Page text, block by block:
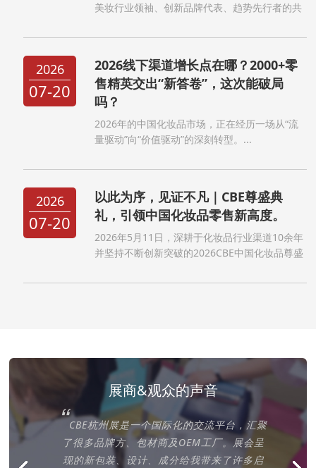
美妆行业领袖、创新品牌代表、趋势先行者的共
暨2026全球新品盛典盛大启幕。这不仅是一场致
启美妆下一个黄...
2026
07-20
2026线下渠道增长点在哪？2000+零
售精英交出“新答卷”，这次能破局
吗？
2026年的中国化妆品市场，正在经历一场从“流
量驱动”向“价值驱动”的深刻转型。...
2026
07-20
以此为序，见证不凡｜CBE尊盛典
礼，引领中国化妆品零售新高度。
2026年5月11日，深耕于化妆品行业渠道10余年
并坚持不断创新突破的2026CBE中国化妆品尊盛
中国化妆品尊盛之夜颁奖盛典作为一个创办10余
展商&观众的声音
“CBE杭州展是一个国际化的交流平台，汇聚
了很多品牌方、包材商及OEM工厂。展会呈
现的新包装、设计、成分给我带来了许多启